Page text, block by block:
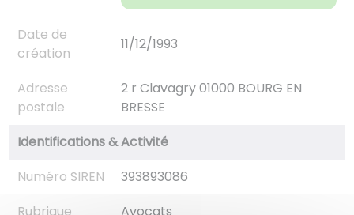
Date de
création
11/12/1993
Adresse
postale
2 r Clavagry 01000 BOURG EN
BRESSE
Identifications & Activité
Numéro SIREN
393893086